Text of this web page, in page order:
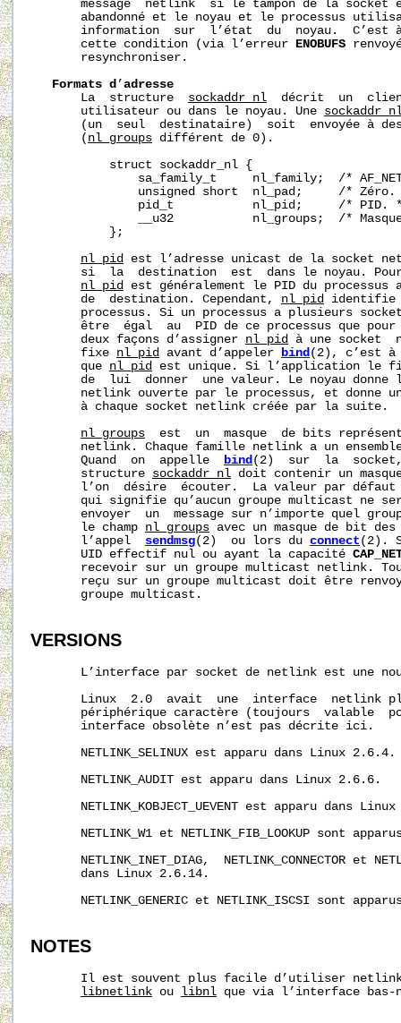
message  netlink  si le tampon de la socket
abandonné et le noyau et le processus
information  sur  l’état  du  noyau.  C’est
       cette condition (via l’erreur
ENOBUFS
       resynchroniser.
Formats d’ adresse
       La  structure
sockaddr_nl
décrit  un
       utilisateur ou dans le noyau. Une
(un  seul  destinataire)  soit  envoyée à
       (
nl_groups différent de 0).
           struct sockaddr_nl {
sa_family_t     nl_family;  /*
unsigned short  nl_pad;     /* Zéro.
pid_t           nl_pid;     /* PID.
__u32           nl_groups;  /*
           };
nl_pid est l’adresse unicast de la socket
si  la  destination  est  dans le noyau.
nl_pid est généralement le PID du
       de  destination. Cependant,
nl_pid identifie
processus. Si un processus a plusieurs
être  égal  au  PID de ce processus que
       deux façons d’assigner
nl_pid à une socket
       fixe
nl_pid avant d’appeler bind(2), c’est à
       que
nl_pid est unique. Si l’application le
de  lui  donner  une valeur. Le noyau donne
netlink ouverte par le processus, et donne
       à chaque socket netlink créée par la suite.
nl_groups
est  un  masque  de bits
netlink. Chaque famille netlink a un
       Quand  on  appelle
bind(2)  sur  la
       structure
sockaddr_nl doit contenir un
l’on  désire  écouter.  La valeur par
qui signifie qu’aucun groupe multicast ne
envoyer  un  message sur n’importe quel
       le champ
nl_groups avec un masque de bit
       l’appel
sendmsg(2)  ou lors du connect (2).
       UID effectif nul ou ayant la capacité
recevoir sur un groupe multicast netlink.
reçu sur un groupe multicast doit être
       groupe multicast.
VERSIONS
L’interface par socket de netlink est une
Linux  2.0  avait  une  interface  netlink
périphérique caractère (toujours  valable
       interface obsolète n’est pas décrite ici.
       NETLINK_SELINUX est apparu dans Linux 2.6.4.
       NETLINK_AUDIT est apparu dans Linux 2.6.6.
NETLINK_KOBJECT_UEVENT est apparu dans Linux
NETLINK_W1 et NETLINK_FIB_LOOKUP sont
NETLINK_INET_DIAG,  NETLINK_CONNECTOR et
       dans Linux 2.6.14.
NETLINK_GENERIC et NETLINK_ISCSI sont
NOTES
Il est souvent plus facile d’utiliser
libnetlink ou libnl que via l’interface bas-